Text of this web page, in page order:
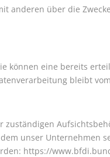
anderen über die
können eine bereits
bleibt
unser Unternehmen
https://